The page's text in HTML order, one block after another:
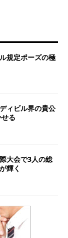
規定ポーズの極
ィビル界の貴公
る
大会で3人の総
輝く